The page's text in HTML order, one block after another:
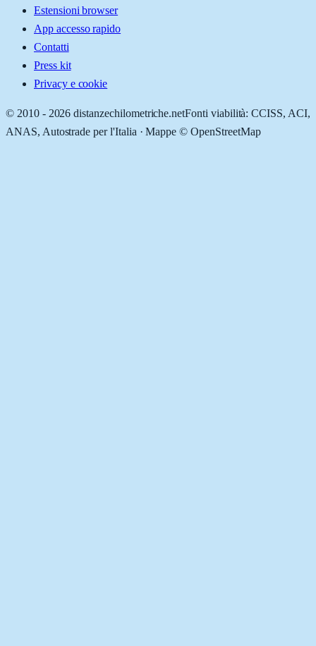
Estensioni browser
App accesso rapido
Contatti
Press kit
Privacy e cookie
© 2010 - 2026 distanzechilometriche.netFonti viabilità: CCISS, ACI,
ANAS, Autostrade per l'Italia · Mappe © OpenStreetMap